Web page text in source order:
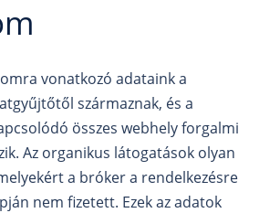
vonatkozó adataink a
származnak, és a
összes webhely forgalmi
Az organikus látogatások olyan
a bróker a rendelkezésre
nem fizetett. Ezek az adatok